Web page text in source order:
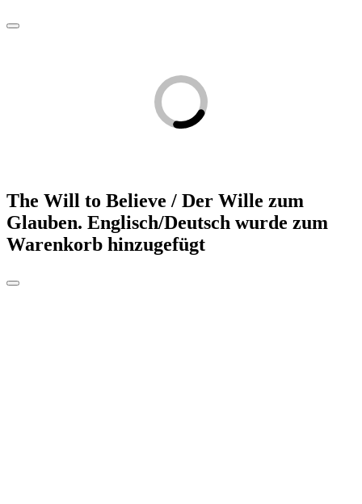
The Will to Believe / Der Wille zum
Glauben. Englisch/Deutsch wurde zum
Warenkorb hinzugefügt